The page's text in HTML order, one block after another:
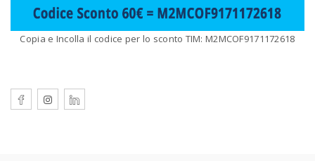
Copia e Incolla il codice per lo sconto TIM: M2MCOF9171172618